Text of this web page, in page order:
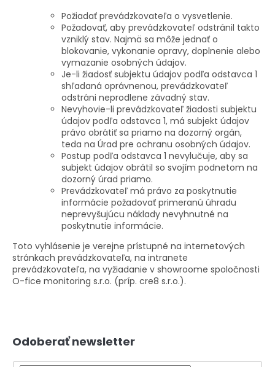
Požiadať prevádzkovateľa o vysvetlenie.
Požadovať, aby prevádzkovateľ odstránil takto
vzniklý stav. Najmä sa môže jednať o
blokovanie, vykonanie opravy, doplnenie alebo
vymazanie osobných údajov.
Je-li žiadosť subjektu údajov podľa odstavca 1
shľadaná oprávnenou, prevádzkovateľ
odstráni neprodlene závadný stav.
Nevyhovie-li prevádzkovateľ žiadosti subjektu
údajov podľa odstavca 1, má subjekt údajov
právo obrátiť sa priamo na dozorný orgán,
teda na Úrad pre ochranu osobných údajov.
Postup podľa odstavca 1 nevylučuje, aby sa
subjekt údajov obrátil so svojím podnetom na
dozorný úrad priamo.
Prevádzkovateľ má právo za poskytnutie
informácie požadovať primeranú úhradu
neprevyšujúcu náklady nevyhnutné na
poskytnutie informácie.
Toto vyhlásenie je verejne prístupné na internetových
stránkach prevádzkovateľa, na intranete
prevádzkovateľa, na vyžiadanie v showroome spoločnosti
O-fice monitoring s.r.o. (príp. cre8 s.r.o.).
Odoberať newsletter